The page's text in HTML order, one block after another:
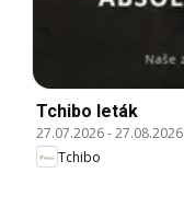
Tchibo leták
27.07.2026-27.08.2026
Tchibo